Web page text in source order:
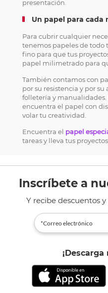
presentación.
Un papel para cada
Para cubrir cualquier
tenemos papeles de todo
fino para que tus
papel milimetrado para
También contamos con
por su resistencia y por
folletería y manualidades.
encuentra el papel con
volar tu creatividad.
Encuentra el papel
tareas y lleva tus
Inscríbete a
Y recibe descuentos